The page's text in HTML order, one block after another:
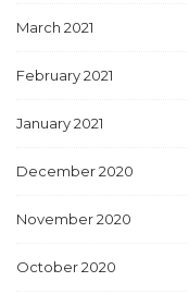
March 2021
February 2021
January 2021
December 2020
November 2020
October 2020